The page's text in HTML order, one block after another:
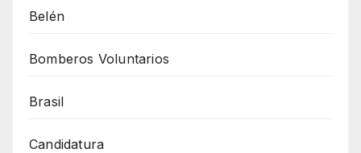
Belén
Bomberos Voluntarios
Brasil
Candidatura